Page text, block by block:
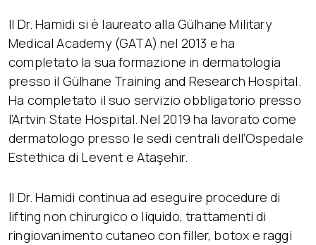
Il Dr. Hamidi si è laureato alla Gülhane Military
Medical Academy (GATA) nel 2013 e ha
completato la sua formazione in dermatologia
presso il Gülhane Training and Research Hospital.
Ha completato il suo servizio obbligatorio presso
l’Artvin State Hospital. Nel 2019 ha lavorato come
dermatologo presso le sedi centrali dell’Ospedale
Estethica di Levent e Ataşehir.
Il Dr. Hamidi continua ad eseguire procedure di
lifting non chirurgico o liquido, trattamenti di
ringiovanimento cutaneo con filler, botox e raggi